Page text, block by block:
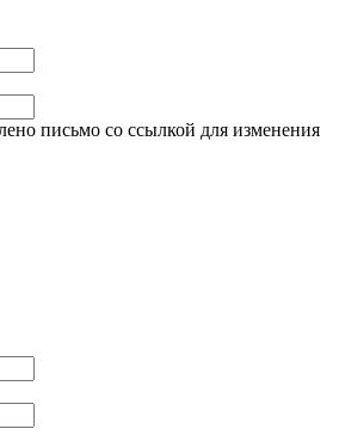
письмо со ссылкой для изменения